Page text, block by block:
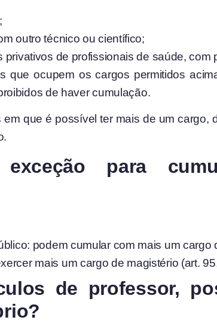
outro técnico ou científico;
privativos de profissionais de saúde, com
que ocupem os cargos permitidos
de haver cumulação.
que é possível ter mais de um
para
podem cumular com mais um cargo
mais um cargo de magistério (art.
de professor,